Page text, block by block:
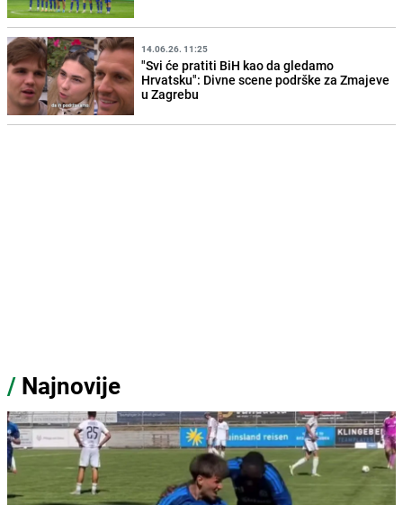
14.06.26. 11:25
"Svi će pratiti BiH kao da gledamo
Hrvatsku": Divne scene podrške za Zmajeve
u Zagrebu
/ Najnovije